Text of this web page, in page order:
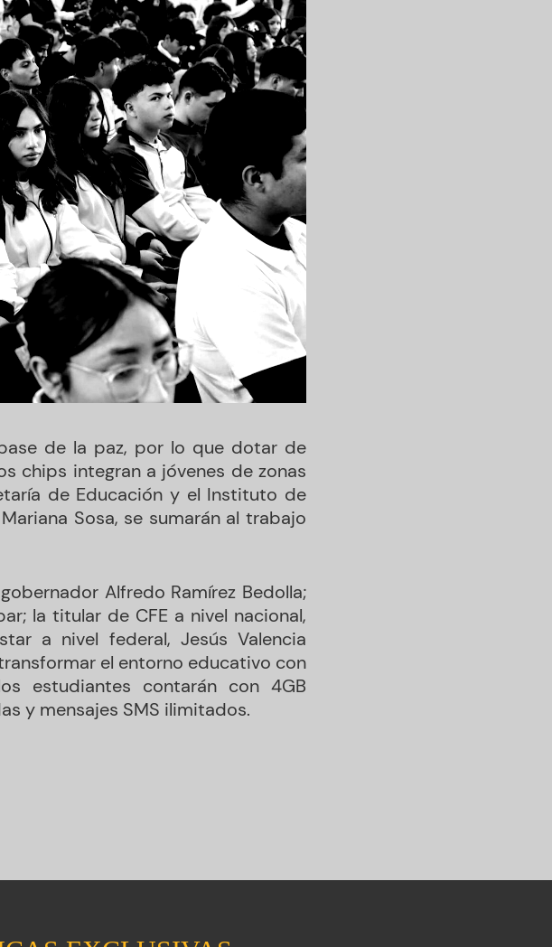
de la paz, por lo que dotar de
chips integran a jóvenes de zonas
de Educación y el Instituto de
Sosa, se sumarán al trabajo
Alfredo Ramírez Bedolla;
la titular de CFE a nivel nacional,
a nivel federal, Jesús Valencia
el entorno educativo con
estudiantes contarán con 4GB
y mensajes SMS ilimitados.